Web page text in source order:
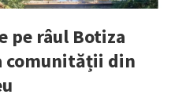
pe râul Botiza
comunității din